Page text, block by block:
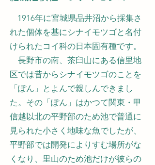
1916年に宮城県品井沼から採集さ
れた個体を基にシナイモツゴと名付
けられたコイ科の日本固有種です。
長野市の南、茶臼山にある信里地
区では昔からシナイモツゴのことを
「ぽん」とよんで親しんできまし
た。その「ぽん」はかつて関東・甲
信越以北の平野部のため池で普通に
見られた小さく地味な魚でしたが、
平野部では開発によりすむ場所がな
くなり、里山のため池だけが彼らの